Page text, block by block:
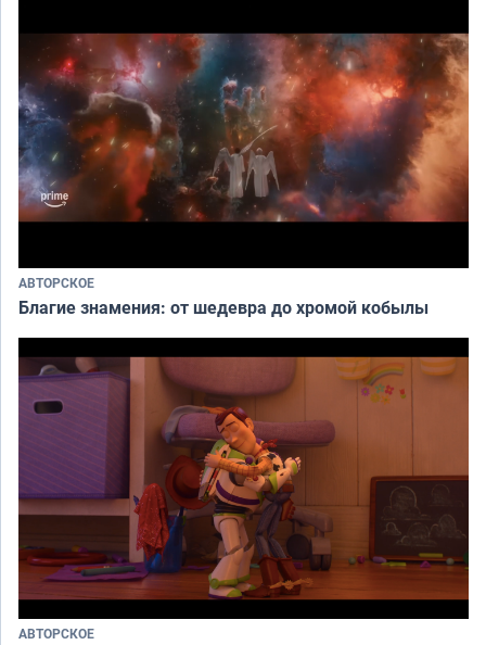
АВТОРСКОЕ
Благие знамения: от шедевра до хромой кобылы
АВТОРСКОЕ